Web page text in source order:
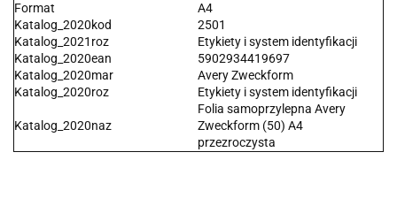
Format
A4
Katalog_2020kod
2501
Katalog_2021roz
Etykiety i system identyfikacji
Katalog_2020ean
5902934419697
Katalog_2020mar
Avery Zweckform
Katalog_2020roz
Etykiety i system identyfikacji
Katalog_2020naz
Folia samoprzylepna Avery
Zweckform (50) A4
przezroczysta